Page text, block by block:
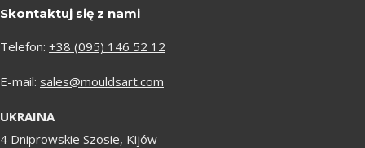
Skontaktuj się z nami
Telefon: +38 (095) 146 52 12
E-mail: sales@mouldsart.com
UKRAINA
4 Dniprowskie Szosie, Kijów